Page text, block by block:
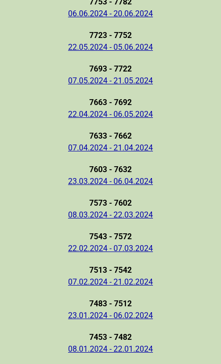
06.06.2024 - 20.06.2024
7723 - 7752
22.05.2024 - 05.06.2024
7693 - 7722
07.05.2024 - 21.05.2024
7663 - 7692
22.04.2024 - 06.05.2024
7633 - 7662
07.04.2024 - 21.04.2024
7603 - 7632
23.03.2024 - 06.04.2024
7573 - 7602
08.03.2024 - 22.03.2024
7543 - 7572
22.02.2024 - 07.03.2024
7513 - 7542
07.02.2024 - 21.02.2024
7483 - 7512
23.01.2024 - 06.02.2024
7453 - 7482
08.01.2024 - 22.01.2024